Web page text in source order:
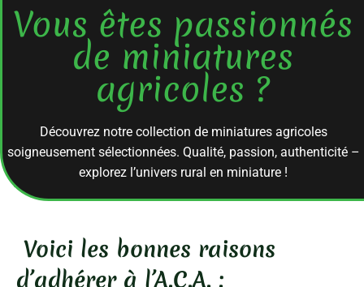
Vous êtes passionnés
de miniatures
agricoles ?
Découvrez notre collection de miniatures agricoles
soigneusement sélectionnées. Qualité, passion, authenticité –
explorez l’univers rural en miniature !
Voici les bonnes raisons
d’adhérer à l’A.C.A. :